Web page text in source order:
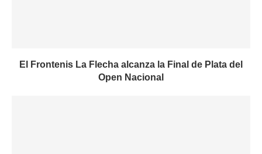
El Frontenis La Flecha alcanza la Final de Plata del
Open Nacional